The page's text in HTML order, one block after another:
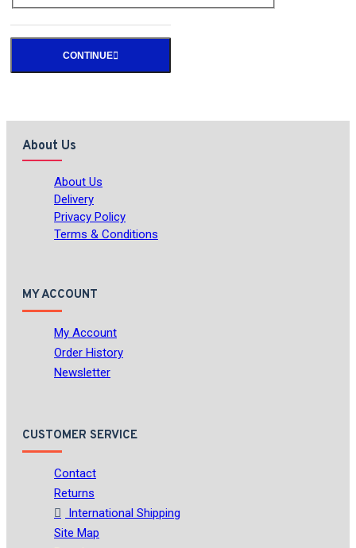
CONTINUE
About Us
About Us
Delivery
Privacy Policy
Terms & Conditions
MY ACCOUNT
My Account
Order History
Newsletter
CUSTOMER SERVICE
Contact
Returns
International Shipping
Site Map